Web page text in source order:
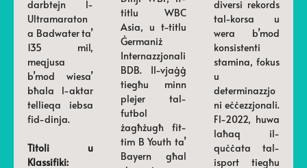
darbtejn l-
Ultramaraton
a Badwater ta’
135 mil,
meqjusa
b’mod wiesa’
bħala l-aktar
tellieqa iebsa
fid-dinja.
Titoli u
Klassifiki:
titlu WBC
Asia, u t-titlu
Ġermaniż
Internazzjonali
BDB. Il-vjaġġ
tiegħu minn
plejer tal-
futbol
żagħżugħ fit-
tim B Youth ta’
Bayern għal
diversi rekords
tal-korsa u
wera b’mod
konsistenti
stamina, fokus
u
determinazzjo
ni eċċezzjonali.
Fl-2022, huwa
laħaq il-
quċċata tal-
isport tiegħu